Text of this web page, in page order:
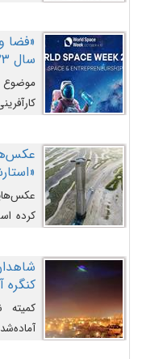
«فضا
سال ۲۰۲۳
کرده
کمیته